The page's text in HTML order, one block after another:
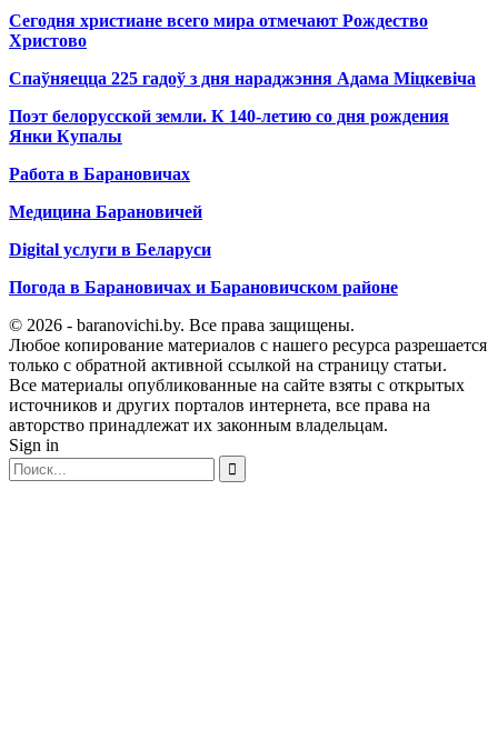
Сегодня христиане всего мира отмечают Рождество
Христово
Спаўняецца 225 гадоў з дня нараджэння Адама Міцкевіча
Поэт белорусской земли. К 140-летию со дня рождения
Янки Купалы
Работа в Барановичах
Медицина Барановичей
Digital услуги в Беларуси
Погода в Барановичах и Барановичском районе
© 2026 - baranovichi.by. Все права защищены.
Любое копирование материалов с нашего ресурса разрешается
только с обратной активной ссылкой на страницу статьи.
Все материалы опубликованные на сайте взяты с открытых
источников и других порталов интернета, все права на
авторство принадлежат их законным владельцам.
Sign in